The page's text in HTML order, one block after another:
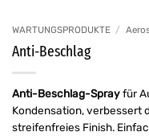
WARTUNGSPRODUKTE /
Anti-Beschlag
Anti-Beschlag-Sprayfür
Kondensation, verbessert
streifenfreies Finish.